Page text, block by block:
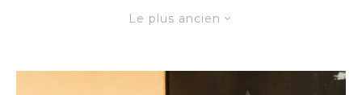
Le plus ancien